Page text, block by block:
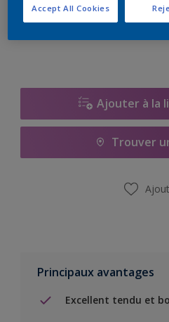
Ajouter à la
Trouver
Principaux avantages
Excellent tendu et
Accept All Cookies